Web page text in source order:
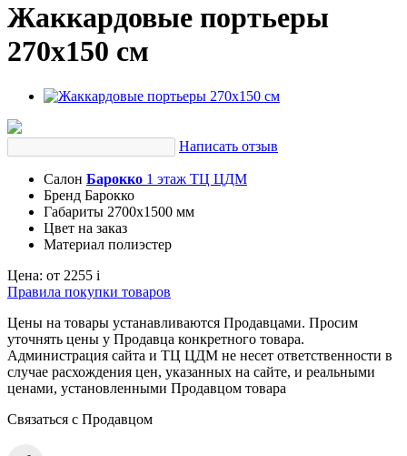
Жаккардовые портьеры
270х150 см
Написать отзыв
Салон Барокко 1 этаж ТЦ ЦДМ
Бренд Барокко
Габариты 2700х1500 мм
Цвет на заказ
Материал полиэстер
Цена: от 2255 i
Правила покупки товаров
Цены на товары устанавливаются Продавцами. Просим
уточнять цены у Продавца конкретного товара.
Администрация сайта и ТЦ ЦДМ не несет ответственности в
случае расхождения цен, указанных на сайте, и реальными
ценами, установленными Продавцом товара
Связаться с Продавцом